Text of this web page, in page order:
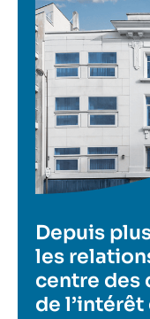
Depuis
les
centre des
de l’intérêt